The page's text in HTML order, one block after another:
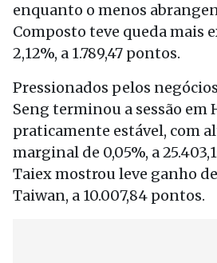
enquanto o menos
Composto teve queda mais
2,12%, a 1.789,47 pontos.
Pressionados pelos
Seng terminou a sessão em
praticamente estável, com
marginal de 0,05%, a
Taiex mostrou leve ganho
Taiwan, a 10.007,84 pontos.